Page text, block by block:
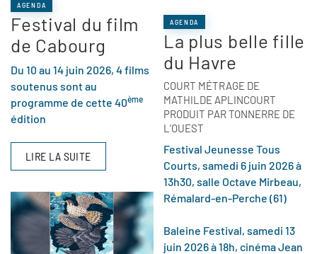
AGENDA
Festival du film
de Cabourg
Du 10 au 14 juin 2026, 4 films
soutenus sont au
programme de cette 40ème
édition
LIRE LA SUITE
AGENDA
La plus belle fille
du Havre
COURT MÉTRAGE DE
MATHILDE APLINCOURT
PRODUIT PAR TONNERRE DE
L’OUEST
Festival Jeunesse Tous
Courts, samedi 6 juin 2026 à
13h30, salle Octave Mirbeau,
Rémalard-en-Perche (61)
Baleine Festival, samedi 13
juin 2026 à 18h, cinéma Jean